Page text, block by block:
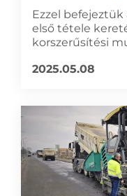
Ezzel
első tétele
korszerűsítési
2025.05.08